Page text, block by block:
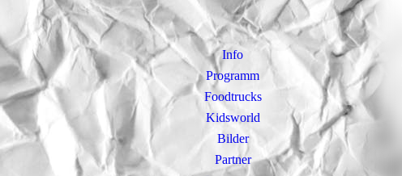
Info
Programm
Foodtrucks
Kidsworld
Bilder
Partner